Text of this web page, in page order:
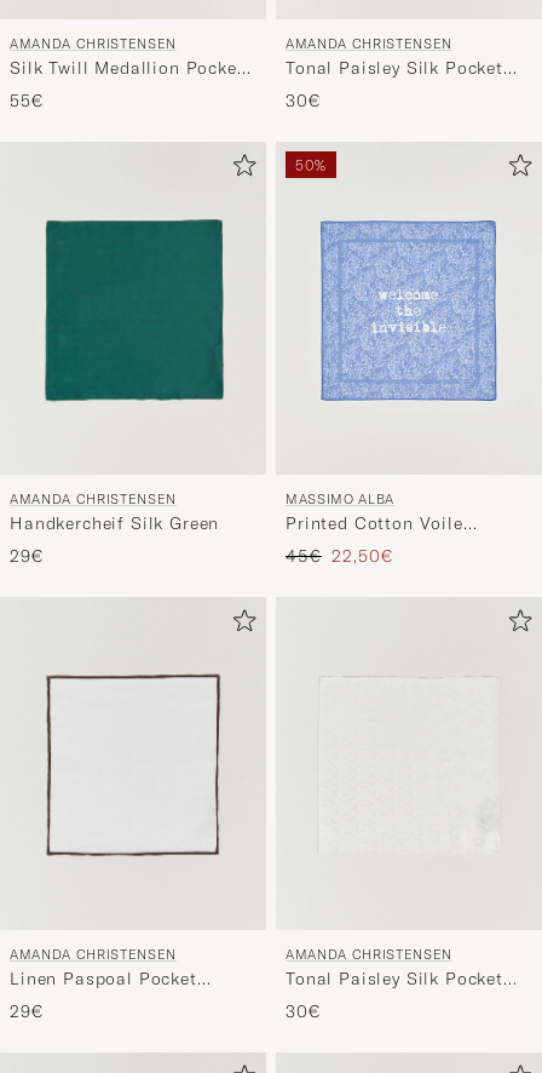
AMANDA CHRISTENSEN
Silk Twill Medallion Pocket
Square Yellow
55€
AMANDA CHRISTENSEN
Tonal Paisley Silk Pocket
Square Olive
30€
AMANDA CHRISTENSEN
Handkercheif Silk Green
29€
50%
MASSIMO ALBA
Printed Cotton Voile
Hankerchief Tulip
Regulärer Preis
45€ Reduzierter Preis
22,50€
AMANDA CHRISTENSEN
Linen Paspoal Pocket
Square White/Brown
29€
AMANDA CHRISTENSEN
Tonal Paisley Silk Pocket
Square Cream
30€